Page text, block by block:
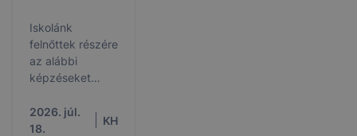
Iskolánk
felnőttek részére
az alábbi
képzéseket
2026/2027.
tanévre
2026. júl.
18.
KH